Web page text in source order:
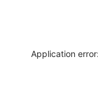
Application